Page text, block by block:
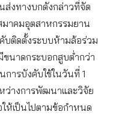
ส่งทางบกดังกล่าวที่จัด
าคมอุตสาหกรรมยาน
บติดตั้งระบบห้ามล้อร่วม
นาดกระบอกสูบต่ำกว่า
การบังคับใช้ในวันที่ 1
ว่างการพัฒนาและวิจัย
ห้เป็นไปตามข้อกำหนด